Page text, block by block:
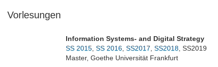
Professur Wiewiorra
Vorlesungen
Information Systems- and Digital Strategy
SS 2015 SS 2016 SS2017 SS2018 , SS2019
Master, Goethe Universität Frankfurt